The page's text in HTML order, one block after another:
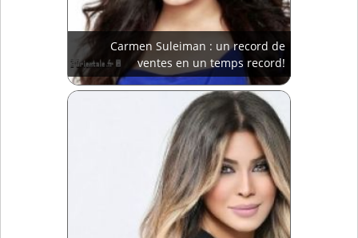
Carmen Suleiman : un record de
ventes en un temps record!